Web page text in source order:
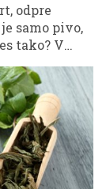
odpre
samo pivo,
tako? V